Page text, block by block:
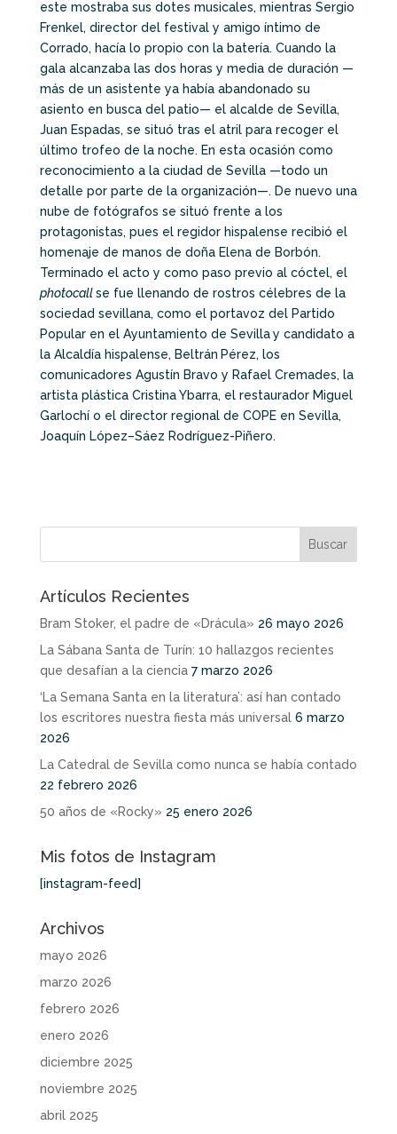
este mostraba sus dotes musicales, mientras Sergio
Frenkel, director del festival y amigo íntimo de
Corrado, hacía lo propio con la batería. Cuando la
gala alcanzaba las dos horas y media de duración —
más de un asistente ya había abandonado su
asiento en busca del patio— el alcalde de Sevilla,
Juan Espadas, se situó tras el atril para recoger el
último trofeo de la noche. En esta ocasión como
reconocimiento a la ciudad de Sevilla —todo un
detalle por parte de la organización—. De nuevo una
nube de fotógrafos se situó frente a los
protagonistas, pues el regidor hispalense recibió el
homenaje de manos de doña Elena de Borbón.
Terminado el acto y como paso previo al cóctel, el
photocallse fue llenando de rostros célebres de la
sociedad sevillana, como el portavoz del Partido
Popular en el Ayuntamiento de Sevilla y candidato a
la Alcaldía hispalense, Beltrán Pérez, los
comunicadores Agustín Bravo y Rafael Cremades, la
artista plástica Cristina Ybarra, el restaurador Miguel
Garlochí o el director regional de COPE en Sevilla,
Joaquín López–Sáez Rodríguez-Piñero.
Artículos Recientes
Bram Stoker, el padre de «Drácula» 26 mayo 2026
La Sábana Santa de Turín: 10 hallazgos recientes
que desafían a la ciencia 7 marzo 2026
‘La Semana Santa en la literatura’: así han contado
los escritores nuestra fiesta más universal 6 marzo
2026
La Catedral de Sevilla como nunca se había contado
22 febrero 2026
50 años de «Rocky» 25 enero 2026
Mis fotos de Instagram
[instagram-feed]
Archivos
mayo 2026
marzo 2026
febrero 2026
enero 2026
diciembre 2025
noviembre 2025
abril 2025